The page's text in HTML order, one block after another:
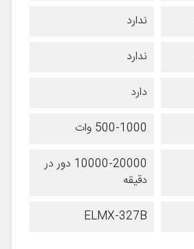
ندارد
ندارد
دارد
500-1000 وات
10000-20000 دور در
دقیقه
ELMX-327B